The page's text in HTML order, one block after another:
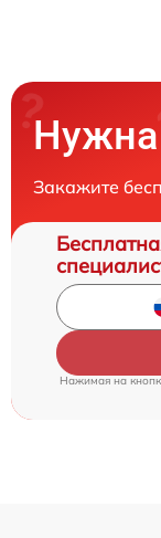
Нужна
Закажите
Нажимая на